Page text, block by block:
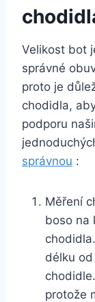
Velikost bot
správné
proto je
chodidla,
podporu
správnou :
Měření
boso na
délku
protože